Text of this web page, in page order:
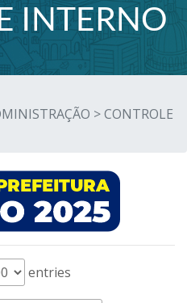
INTERNO
> CONTROLE
entries